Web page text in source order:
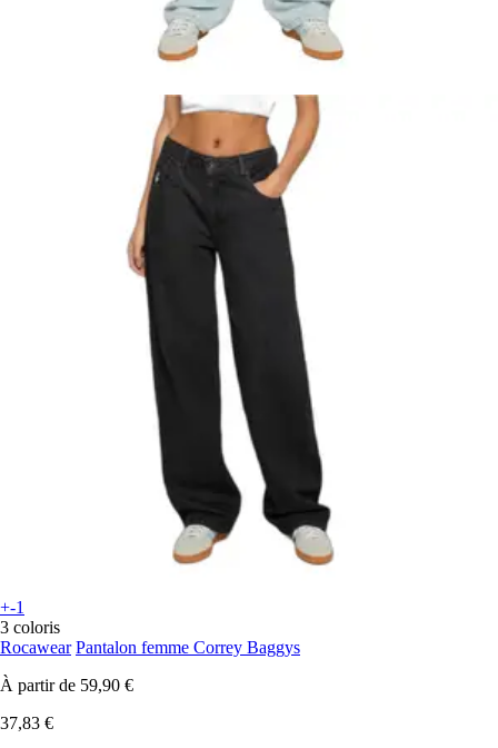
+-1
3 coloris
Rocawear Pantalon femme Correy Baggys
À partir de 59,90 €
37,83 €